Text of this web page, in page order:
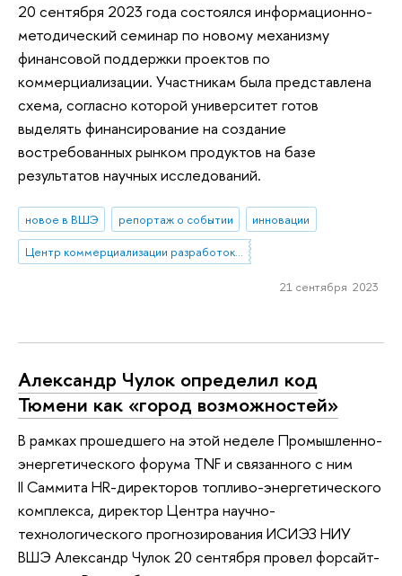
20 сентября 2023 года состоялся информационно-
методический семинар по новому механизму
финансовой поддержки проектов по
коммерциализации. Участникам была представлена
схема, согласно которой университет готов
выделять финансирование на создание
востребованных рынком продуктов на базе
результатов научных исследований.
новое в ВШЭ репортаж о событии
инновации
Центр коммерциализации разработок и трансфера технологий
21 сентября 2023
Александр Чулок определил код
Тюмени как «город возможностей»
В рамках прошедшего на этой неделе Промышленно-
энергетического форума TNF и связанного с ним
II Саммита HR-директоров топливо-энергетического
комплекса, директор Центра научно-
технологического прогнозирования ИСИЭЗ НИУ
ВШЭ Александр Чулок 20 сентября провел форсайт-